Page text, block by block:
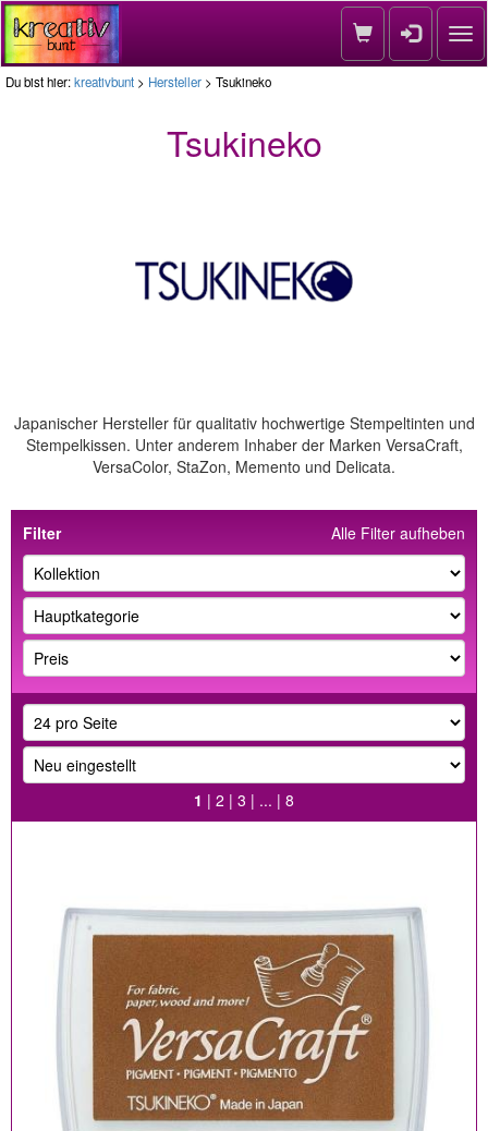
Du bist hier:kreativbunt > Hersteller > Tsukineko
Tsukineko
Japanischer Hersteller für qualitativ hochwertige Stempeltinten und
Stempelkissen. Unter anderem Inhaber der Marken VersaCraft,
VersaColor, StaZon, Memento und Delicata.
Alle Filter aufheben
Filter
1 | 2 | 3 | ... | 8